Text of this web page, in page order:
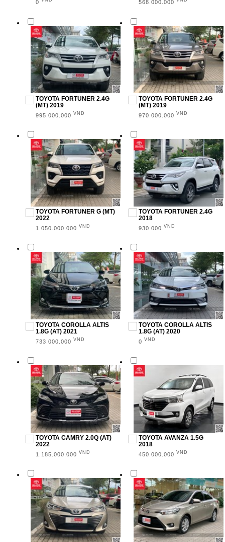
Toyota Cần Thơ (27)
0 568.000.000
TOYOTA FORTUNER 2.4G
(MT) 2019
995.000.000 VND
TOYOTA FORTUNER 2.4G
(MT) 2019
970.000.000 VND
TOYOTA FORTUNER G (MT)
2022
1.050.000.000 VND
TOYOTA FORTUNER 2.4G
2018
930.000 VND
TOYOTA COROLLA ALTIS
1.8G (AT) 2021
733.000.000 VND
TOYOTA COROLLA ALTIS
1.8G (AT) 2020
0 VND
TOYOTA CAMRY 2.0Q (AT)
2022
1.185.000.000 VND
TOYOTA AVANZA 1.5G
2018
450.000.000 VND